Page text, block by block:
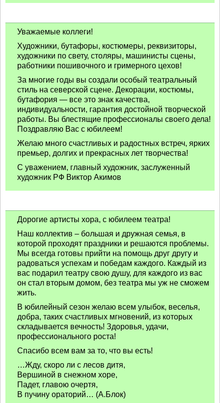
Уважаемые коллеги!
Художники, бутафоры, костюмеры, реквизиторы,
художники по свету, столяры, машинисты сцены,
работники пошивочного и гримерного цехов!
За многие годы вы создали особый театральный
стиль на северской сцене. Декорации, костюмы,
бутафория — все это знак качества,
индивидуальности, гарантия достойной творческой
работы. Вы блестящие профессионалы своего дела!
Поздравляю Вас с юбилеем!
Желаю много счастливых и радостных встреч, ярких
премьер, долгих и прекрасных лет творчества!
С уважением, главный художник, заслуженный
художник РФ Виктор Акимов
Дорогие артисты хора, с юбилеем театра!
Наш коллектив – большая и дружная семья, в
которой проходят праздники и решаются проблемы.
Мы всегда готовы прийти на помощь друг другу и
радоваться успехам и победам каждого. Каждый из
вас подарил театру свою душу, для каждого из вас
он стал вторым домом, без театра мы уж не сможем
жить.
В юбилейный сезон желаю всем улыбок, веселья,
добра, таких счастливых мгновений, из которых
складывается вечность! Здоровья, удачи,
профессионального роста!
Спасибо всем вам за то, что вы есть!
…Жду, скоро ли с лесов дитя,
Вершиной в снежном хоре,
Падет, главою очертя,
В пучину ораторий… (А.Блок)